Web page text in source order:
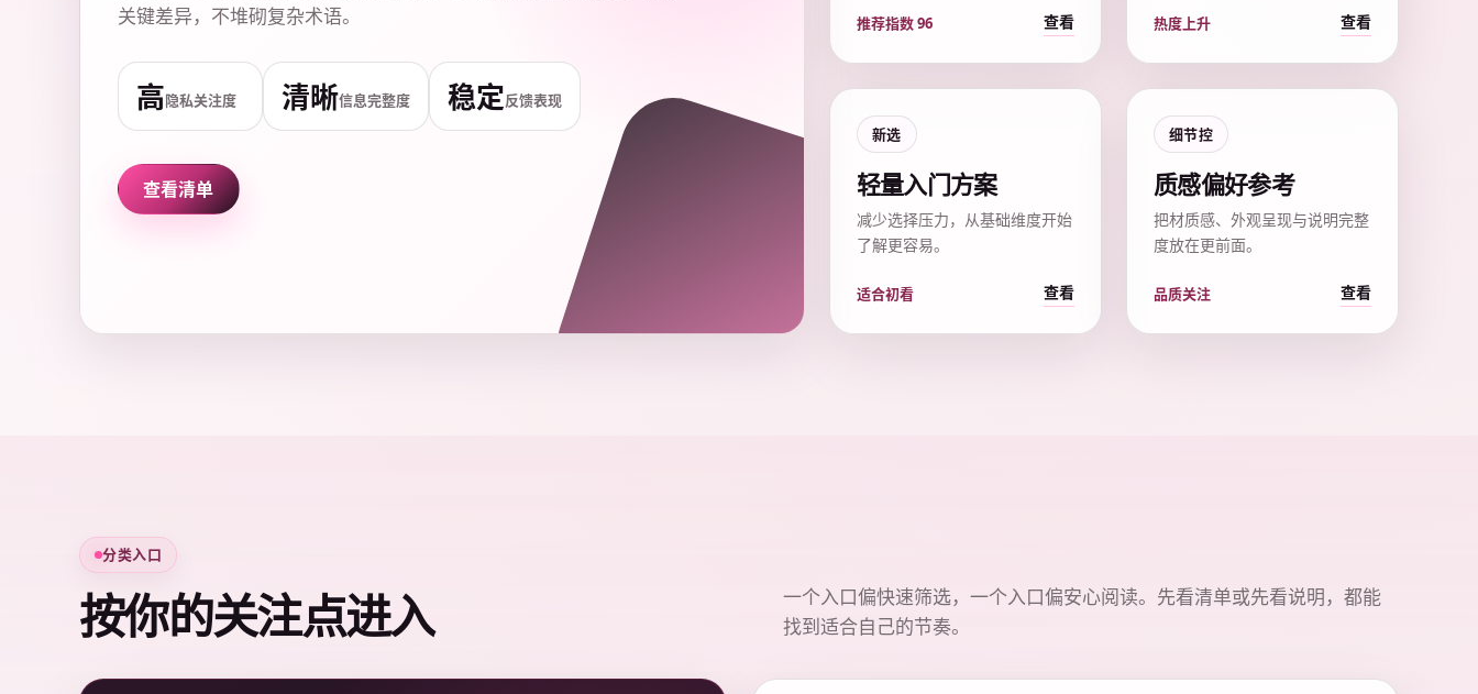
关键差异，不堆砌复杂术语。
高隐私关注度 清晰信息完整度 稳定反馈表现
查看清单
推荐指数 96 查看 热度上升 查看
新选
轻量入门方案
减少选择压力，从基础维度开始
了解更容易。
适合初看 查看
细节控
质感偏好参考
把材质感、外观呈现与说明完整
度放在更前面。
品质关注 查看
分类入口
按你的关注点进入
一个入口偏快速筛选，一个入口偏安心阅读。先看清单或先看说明，都能
找到适合自己的节奏。